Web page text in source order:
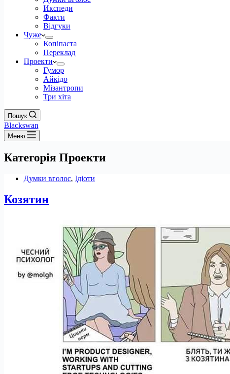
Икспеди
Факти
Відгуки
Чуже
Копіпаста
Переклад
Проекти
Гумор
Айкідо
Мізантропи
Три хіта
Пошук
Blackswan
Меню
Категорія Проекти
Думки вголос, Ідіоти
Козятин